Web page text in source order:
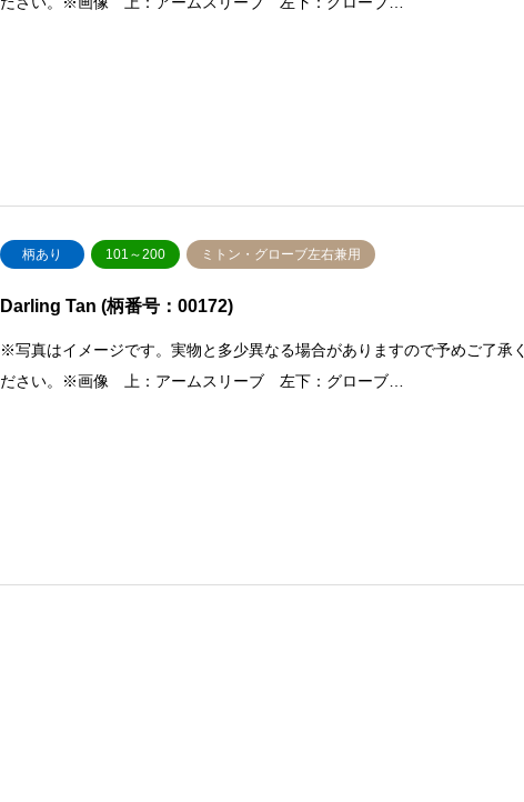
柄あり 101～200 ミトン・グローブ左右兼用
Darling Tan (柄番号：00172)
※写真はイメージです。実物と多少異なる場合がありますので予めご了承く
ださい。※画像 上：アームスリーブ 左下：グローブ…